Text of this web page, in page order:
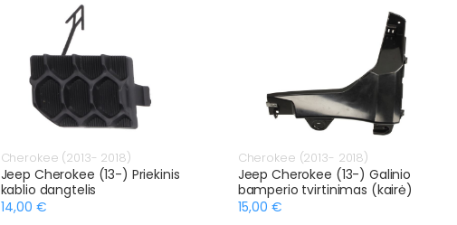
Cherokee (2013- 2018)
Jeep Cherokee (13-) Priekinis
kablio dangtelis
14,00 €
Cherokee (2013- 2018)
Jeep Cherokee (13-) Galinio
bamperio tvirtinimas (kairė)
15,00 €